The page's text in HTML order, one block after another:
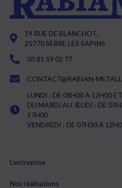
19 RUE DE BLANCHOT,
25770 SERRE LES SAPINS
03 81 59 02 77
CONTACT@RABIAN-
LUNDI : DE 08H00 À 12H00
DU MARDI AU JEUDI : DE
17H00
VENDREDI : DE 07H30 À
L’entreprise
Nos réalisations